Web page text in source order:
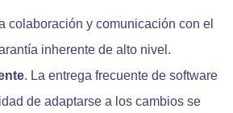
colaboración y comunicación con el
inherente de alto nivel.
. La entrega frecuente de software
de adaptarse a los cambios se